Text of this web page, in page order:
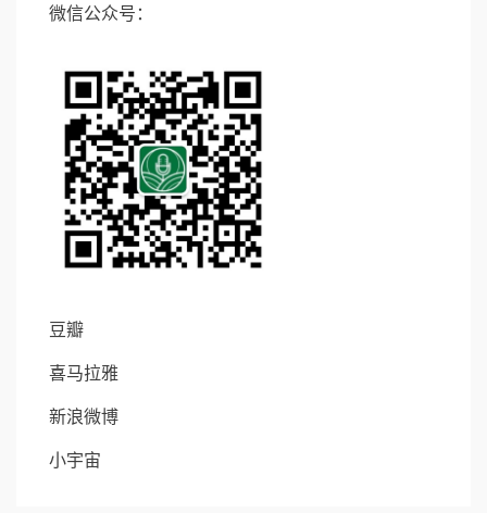
微信公众号：
豆瓣
喜马拉雅
新浪微博
小宇宙